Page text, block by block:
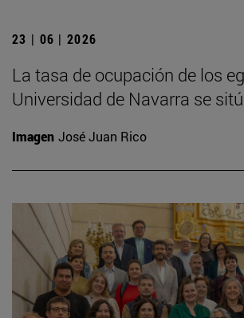
23 | 06 | 2026
La tasa de ocupación de los
Universidad de Navarra se
Imagen José Juan Rico